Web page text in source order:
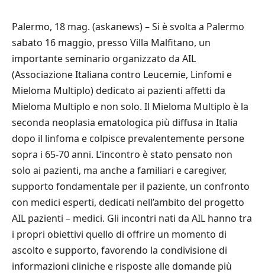
Palermo, 18 mag. (askanews) – Si è svolta a Palermo
sabato 16 maggio, presso Villa Malfitano, un
importante seminario organizzato da AIL
(Associazione Italiana contro Leucemie, Linfomi e
Mieloma Multiplo) dedicato ai pazienti affetti da
Mieloma Multiplo e non solo. Il Mieloma Multiplo è la
seconda neoplasia ematologica più diffusa in Italia
dopo il linfoma e colpisce prevalentemente persone
sopra i 65-70 anni. L’incontro è stato pensato non
solo ai pazienti, ma anche a familiari e caregiver,
supporto fondamentale per il paziente, un confronto
con medici esperti, dedicati nell’ambito del progetto
AIL pazienti – medici. Gli incontri nati da AIL hanno tra
i propri obiettivi quello di offrire un momento di
ascolto e supporto, favorendo la condivisione di
informazioni cliniche e risposte alle domande più